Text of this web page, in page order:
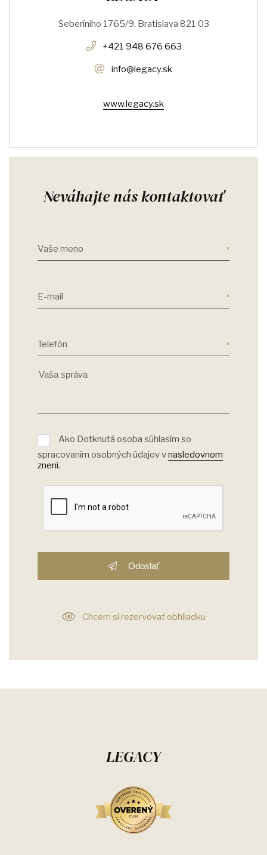
Seberíniho 1765/9, Bratislava 821 03
+421 948 676 663
info@legacy.sk
www.legacy.sk
Neváhajte nás kontaktovať
Vaše meno
E-mail
Telefón
Ako Dotknutá osoba súhlasím so
spracovaním osobných údajov vnasledovnom
znení.
Odoslať
Chcem si rezervovať obhliadku
LEGACY